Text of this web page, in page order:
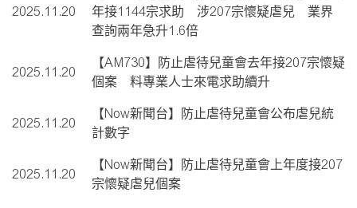
2025.11.20
年接1144宗求助 涉207宗懷疑虐兒 業界
查詢兩年急升1.6倍
2025.11.20
【AM730】防止虐待兒童會去年接207宗懷疑
個案 料專業人士來電求助續升
2025.11.20
【Now新聞台】防止虐待兒童會公布虐兒統
計數字
2025.11.20
【Now新聞台】防止虐待兒童會上年度接207
宗懷疑虐兒個案